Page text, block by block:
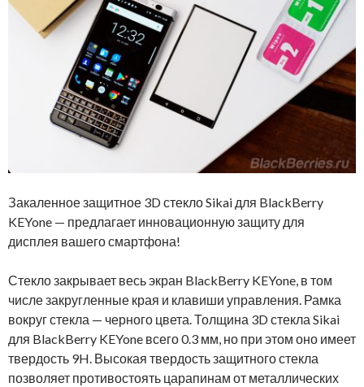
Закаленное защитное 3D стекло Sikai для BlackBerry
KEYone — предлагает инновационную защиту для
дисплея вашего смартфона!
Стекло закрывает весь экран BlackBerry KEYone, в том
числе закругленные края и клавиши управления. Рамка
вокруг стекла — черного цвета. Толщина 3D стекла Sikai
для BlackBerry KEYone всего 0.3 мм, но при этом оно имеет
твердость 9H. Высокая твердость защитного стекла
позволяет противостоять царапинам от металлических